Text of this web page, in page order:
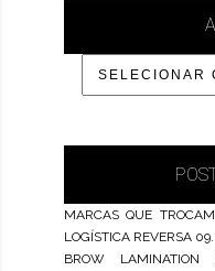
MARCAS QUE
LOGÍSTICA REVERSA
BROW LAMINATION